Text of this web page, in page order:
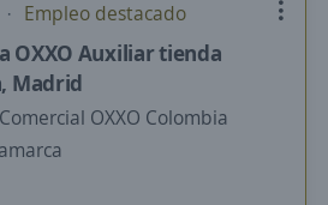
Empleo destacado
OXXO Auxiliar tienda
Madrid
OXXO Colombia